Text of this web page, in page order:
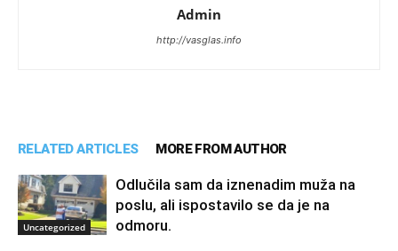
Admin
http://vasglas.info
RELATED ARTICLES MORE FROM AUTHOR
Uncategorized
Odlučila sam da iznenadim muža na
poslu, ali ispostavilo se da je na
odmoru.